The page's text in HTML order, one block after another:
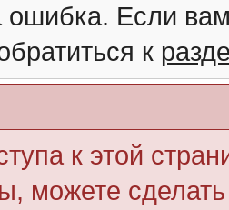
Если
к
к этой
можете